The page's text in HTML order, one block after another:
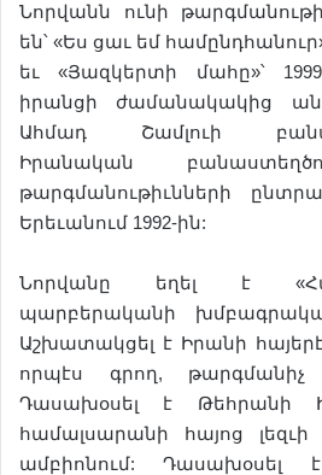
Նորվանն ունի
են՝ «Ես ցաւ եմ
եւ «Յազկերտի մահը»՝
իրանցի ժամանակակից
Ահմադ Շամլուի
Իրանական
թարգմանութիւնների
Երեւանում 1992-ին:
Նորվանը եղել է
պարբերականի
Աշխատակցել է Իրանի
որպէս գրող,
Դասախօսել է Թեհրանի
համալսարանի հայոց
ամբիոնում: Դասախօսել